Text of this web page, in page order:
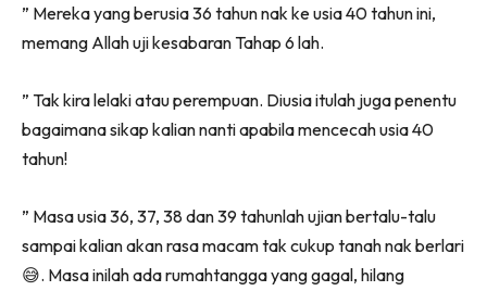
” Mereka yang berusia 36 tahun nak ke usia 40 tahun ini,
memang Allah uji kesabaran Tahap 6 lah.
” Tak kira lelaki atau perempuan. Diusia itulah juga penentu
bagaimana sikap kalian nanti apabila mencecah usia 40
tahun!
” Masa usia 36, 37, 38 dan 39 tahunlah ujian bertalu-talu
sampai kalian akan rasa macam tak cukup tanah nak berlari
😅. Masa inilah ada rumahtangga yang gagal, hilang